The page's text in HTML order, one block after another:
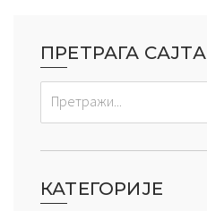
ПРЕТРАГА САЈТА
КАТЕГОРИЈЕ